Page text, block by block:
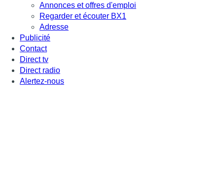
Annonces et offres d'emploi
Regarder et écouter BX1
Adresse
Publicité
Contact
Direct tv
Direct radio
Alertez-nous